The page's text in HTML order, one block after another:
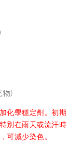
物)
化學穩定劑。初期
別在雨天或流汗時
可減少染色。